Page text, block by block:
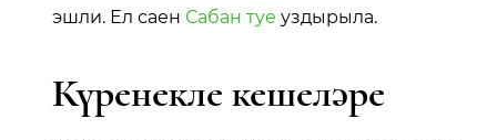
эшли. Ел саен Сабан туе уздырыла.
Күренекле кешеләре